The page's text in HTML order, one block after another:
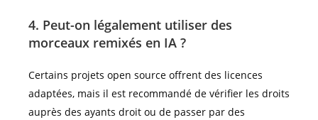
4. Peut-on légalement utiliser des
morceaux remixés en IA ?
Certains projets open source offrent des licences
adaptées, mais il est recommandé de vérifier les droits
auprès des ayants droit ou de passer par des